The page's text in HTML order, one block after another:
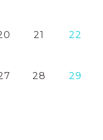
21 22
28 29